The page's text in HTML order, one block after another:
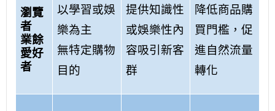
瀏覽
者
業餘
愛好
者
以學習或娛
樂為主
無特定購物
目的
提供知識性
或娛樂性內
容吸引新客
群
降低商品購
買門檻，促
進自然流量
轉化